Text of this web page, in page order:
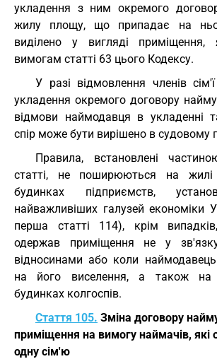
укладення з ним окремого
жилу площу, що припадає на
виділено у вигляді приміщення,
вимогам статті 63 цього Кодексу.
У разі відмовлення членів
укладення окремого договору
відмови наймодавця в укладенні
спір може бути вирішено в судовому
Правила, встановлені
статті, не поширюються на
будинках підприємств,
найважливіших галузей економіки
перша статті 114), крім
одержав приміщення не у
відносинами або коли
на його виселення, а також на
будинках колгоспів.
Стаття 105. Зміна договору
приміщення на вимогу наймачів, які
одну сім'ю